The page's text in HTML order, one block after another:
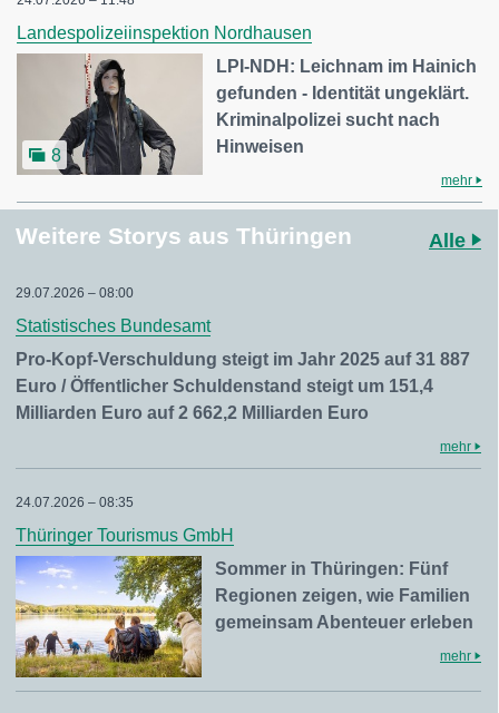
Landespolizeiinspektion Nordhausen
8
LPI-NDH: Leichnam im Hainich
gefunden - Identität ungeklärt.
Kriminalpolizei sucht nach
Hinweisen
mehr
Weitere Storys aus Thüringen Alle
29.07.2026 – 08:00
Statistisches Bundesamt
Pro-Kopf-Verschuldung steigt im Jahr 2025 auf 31 887
Euro / Öffentlicher Schuldenstand steigt um 151,4
Milliarden Euro auf 2 662,2 Milliarden Euro
mehr
24.07.2026 – 08:35
Thüringer Tourismus GmbH
Sommer in Thüringen: Fünf
Regionen zeigen, wie Familien
gemeinsam Abenteuer erleben
mehr